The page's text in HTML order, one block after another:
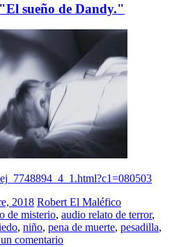
sueño de Dandy."
2018 Robert El Maléfico
de misterio, audio relato de terror,
, niño, pena de muerte, pesadilla,
comentario